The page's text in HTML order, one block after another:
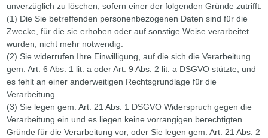
unverzüglich zu löschen, sofern einer der folgenden Gründe zutrifft:
(1) Die Sie betreffenden personenbezogenen Daten sind für die
Zwecke, für die sie erhoben oder auf sonstige Weise verarbeitet
wurden, nicht mehr notwendig.
(2) Sie widerrufen Ihre Einwilligung, auf die sich die Verarbeitung
gem. Art. 6 Abs. 1 lit. a oder Art. 9 Abs. 2 lit. a DSGVO stützte, und
es fehlt an einer anderweitigen Rechtsgrundlage für die
Verarbeitung.
(3) Sie legen gem. Art. 21 Abs. 1 DSGVO Widerspruch gegen die
Verarbeitung ein und es liegen keine vorrangigen berechtigten
Gründe für die Verarbeitung vor, oder Sie legen gem. Art. 21 Abs. 2